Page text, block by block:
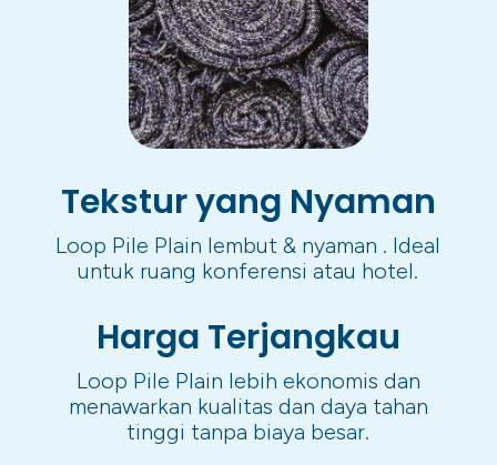
Tekstur yang Nyaman
Loop Pile Plain lembut & nyaman . Ideal
untuk ruang konferensi atau hotel.
Harga Terjangkau
Loop Pile Plain lebih ekonomis dan
menawarkan kualitas dan daya tahan
tinggi tanpa biaya besar.